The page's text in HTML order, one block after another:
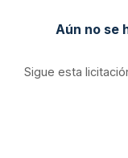
Aún no se
Sigue esta